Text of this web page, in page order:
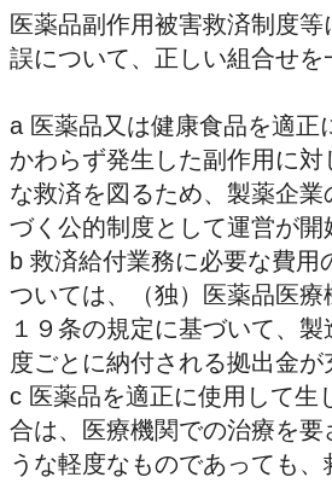
医薬品副作用被害救済制度
誤について、正しい組合せを
a 医薬品又は健康食品を適正
かわらず発生した副作用に対
な救済を図るため、製薬企
づく公的制度として運営が開
b 救済給付業務に必要な費用
ついては、（独）医薬品医療
１９条の規定に基づいて、
度ごとに納付される拠出金が
c 医薬品を適正に使用して生
合は、医療機関での治療を要
うな軽度なものであっても、